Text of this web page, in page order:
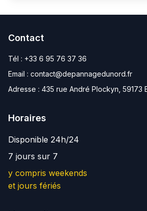
Contact
Tél : +33 6 95 76 37 36
Email : contact@depannagedunord.fr
Adresse : 435 rue André Plockyn, 59173
Horaires
Disponible 24h/24
7 jours sur 7
y compris weekends
et jours fériés